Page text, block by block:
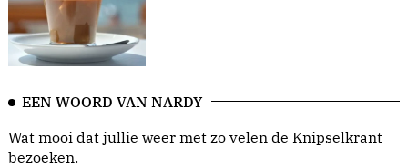
EEN WOORD VAN NARDY
Wat mooi dat jullie weer met zo velen de Knipselkrant
bezoeken.